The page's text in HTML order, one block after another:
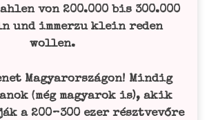
von 200.000 bis 300.000
und immer­zu klein reden
wollen.
Magyar­or­szá­gon! Min­dig
(még magyarok is), akik
a 200 – 300 ezer rész­t­ve­vő­re